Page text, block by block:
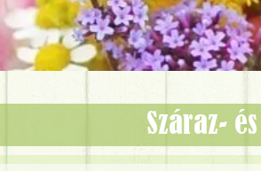
Száraz-